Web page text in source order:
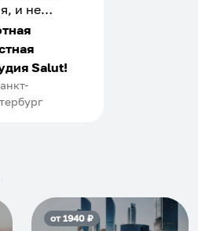
и не
на
Хозяин
души
Salut!
от1940₽